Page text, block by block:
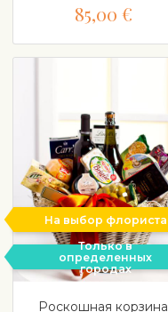
85,00 €
На выбор флориста
Только в
определенных
городах
Роскошная корзина